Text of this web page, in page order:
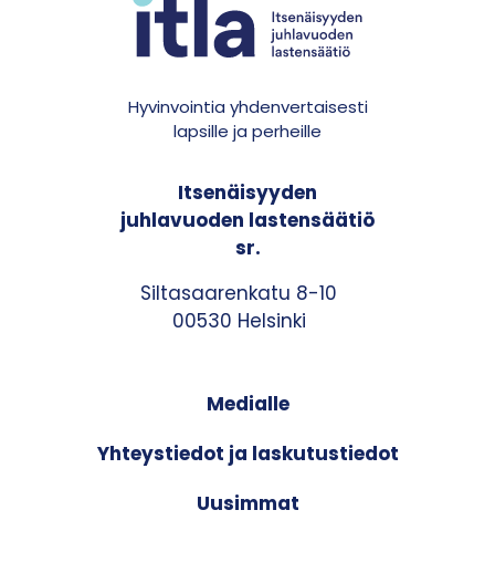
Hyvinvointia yhdenvertaisesti
lapsille ja perheille
Itsenäisyyden
juhlavuoden lastensäätiö
sr.
Siltasaarenkatu 8-10
00530 Helsinki
Medialle
Yhteystiedot ja laskutustiedot
Uusimmat